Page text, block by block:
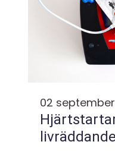
02